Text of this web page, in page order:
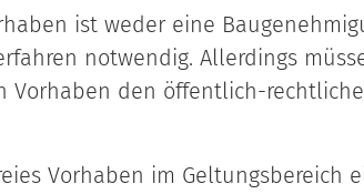
ist weder eine
notwendig. Allerdings
Vorhaben den öffentlich-
Vorhaben im Geltungsbereich